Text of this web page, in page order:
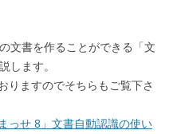
文書を作ることができる「文
します。
りますのでそちらもご覧下さ
っせ 8」文書自動認識の使い